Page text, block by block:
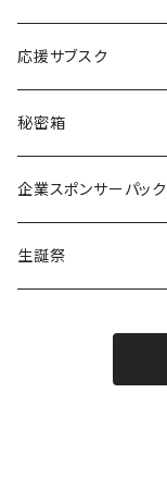
りな
える
るか
応援サブスク
Green Note
Citrus Note
coTa
秘密箱
企業スポンサーパック
生誕祭